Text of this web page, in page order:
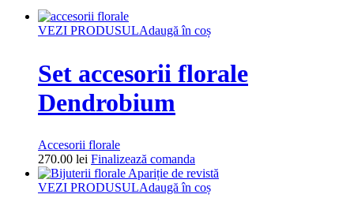
VEZI PRODUSULAdaugă în coș
Set accesorii florale
Dendrobium
Accesorii florale
270.00 lei Finalizează comanda
VEZI PRODUSULAdaugă în coș